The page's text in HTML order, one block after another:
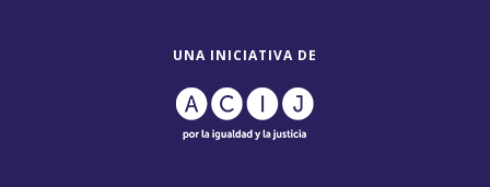
UNA INICIATIVA DE